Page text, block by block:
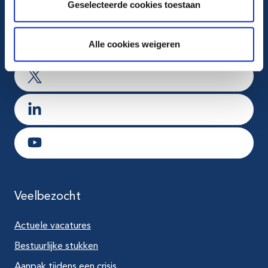
Geselecteerde cookies toestaan
Alle cookies weigeren
Ga naar Instagram
Ga naar X
Ga naar LinkedIn
Ga naar Youtube
Veelbezocht
Actuele vacatures
Bestuurlijke stukken